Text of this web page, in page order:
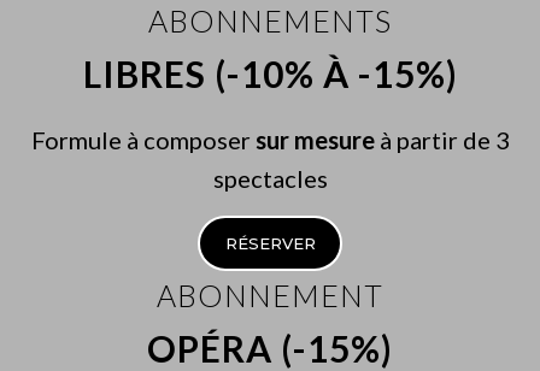
ABONNEMENTS
LIBRES (-10% À -15%)
Formule à composer sur mesureà partir de 3
spectacles
RÉSERVER
ABONNEMENT
OPÉRA (-15%)